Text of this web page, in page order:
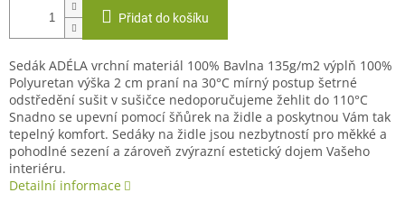
Přidat do košíku
Sedák ADÉLA vrchní materiál 100% Bavlna 135g/m2 výplň 100%
Polyuretan výška 2 cm praní na 30°C mírný postup šetrné
odstředění sušit v sušičce nedoporučujeme žehlit do 110°C
Snadno se upevní pomocí šňůrek na židle a poskytnou Vám tak
tepelný komfort. Sedáky na židle jsou nezbytností pro měkké a
pohodlné sezení a zároveň zvýrazní estetický dojem Vašeho
interiéru.
Detailní informace